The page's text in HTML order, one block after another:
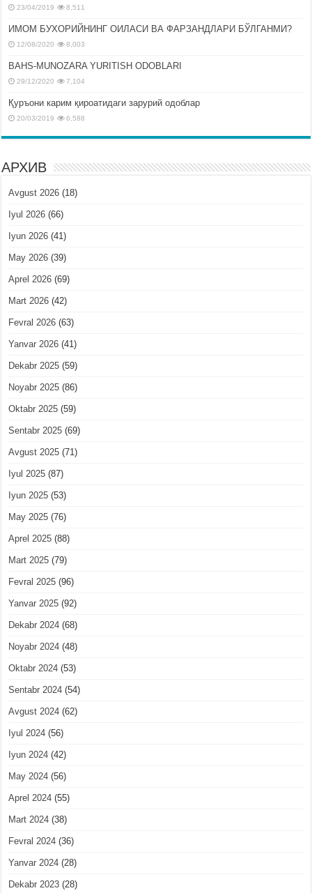
23/04/2019 8,511
ИМОМ БУХОРИЙНИНГ ОИЛАСИ ВА ФАРЗАНДЛАРИ БЎЛГАНМИ?
12/08/2020 8,003
BAHS-MUNOZARA YURITISH ODOBLARI
29/12/2020 7,104
Қуръони карим қироатидаги зарурий одоблар
20/03/2019 6,588
АРХИВ
Avgust 2026 (18)
Iyul 2026 (66)
Iyun 2026 (41)
May 2026 (39)
Aprel 2026 (69)
Mart 2026 (42)
Fevral 2026 (63)
Yanvar 2026 (41)
Dekabr 2025 (59)
Noyabr 2025 (86)
Oktabr 2025 (59)
Sentabr 2025 (69)
Avgust 2025 (71)
Iyul 2025 (87)
Iyun 2025 (53)
May 2025 (76)
Aprel 2025 (88)
Mart 2025 (79)
Fevral 2025 (96)
Yanvar 2025 (92)
Dekabr 2024 (68)
Noyabr 2024 (48)
Oktabr 2024 (53)
Sentabr 2024 (54)
Avgust 2024 (62)
Iyul 2024 (56)
Iyun 2024 (42)
May 2024 (56)
Aprel 2024 (55)
Mart 2024 (38)
Fevral 2024 (36)
Yanvar 2024 (28)
Dekabr 2023 (28)